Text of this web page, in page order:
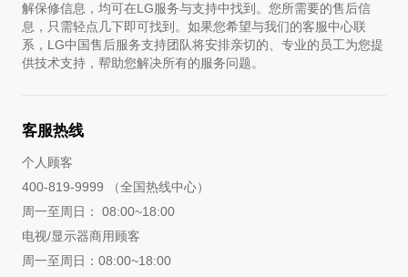
解保修信息，均可在LG服务与支持中找到。您所需要的售后信
息，只需轻点几下即可找到。如果您希望与我们的客服中心联
系，LG中国售后服务支持团队将安排亲切的、专业的员工为您提
供技术支持，帮助您解决所有的服务问题。
客服热线
个人顾客
400-819-9999 （全国热线中心）
周一至周日： 08:00~18:00
电视/显示器商用顾客
周一至周日：08:00~18:00